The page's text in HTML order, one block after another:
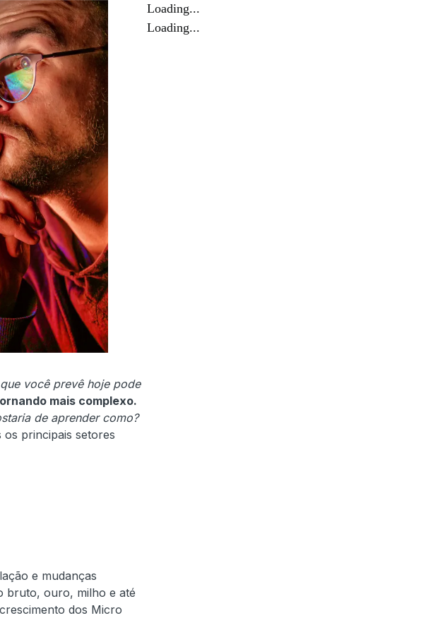
você prevê hoje pode
mais complexo.
de aprender como?
principais setores
e mudanças
bruto, ouro, milho e até
dos Micro
Loading...
Loading...